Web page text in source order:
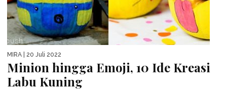
MIRA | 20 Juli 2022
Minion hingga Emoji, 10 Ide Kreasi
Labu Kuning